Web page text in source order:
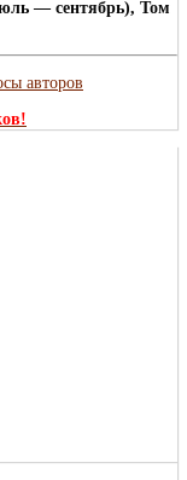
— сентябрь), Том
авторов